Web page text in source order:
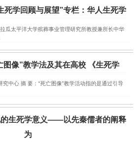
死学回顾与展望”专栏：华人生死学
瓜太平洋大学殡葬事业管理研究所教授兼所长中华
图像”教学法及其在高校 《生死学
中心 摘 要：“死亡图像”教学活动指的是通过引导
的生死学意义——以先秦儒者的阐释
为